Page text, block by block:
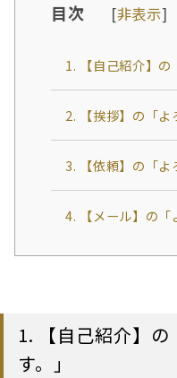
目次 [非表示]
1. 【自己紹介】の
2. 【挨拶】の「よ
3. 【依頼】の「よ
4. 【メール】の「
1. 【自己紹介】
す。」